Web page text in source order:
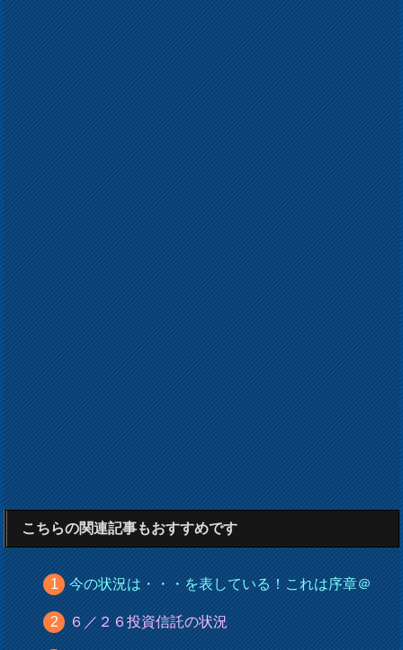
こちらの関連記事もおすすめです
今の状況は・・・を表している！これは序章＠
６／２６投資信託の状況